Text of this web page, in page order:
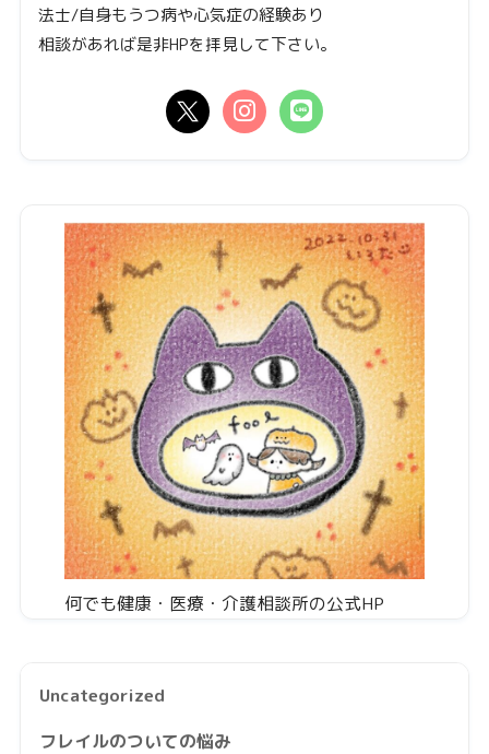
法士/自身もうつ病や心気症の経験あり
相談があれば是非HPを拝見して下さい。
何でも健康・医療・介護相談所の公式HP
Uncategorized
フレイルのついての悩み